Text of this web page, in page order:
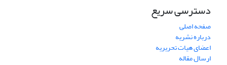
دسترسی سریع
صفحه اصلی
درباره نشریه
اعضای هیات تحریریه
ارسال مقاله